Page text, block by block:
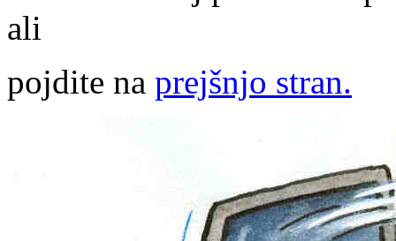
ali
pojdite na prejšnjo stran.